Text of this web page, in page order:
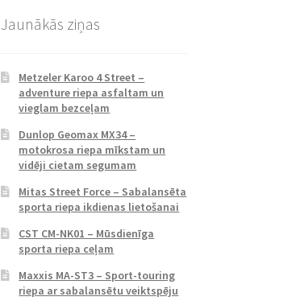
Jaunākās ziņas
Metzeler Karoo 4 Street –
adventure riepa asfaltam un
vieglam bezceļam
Dunlop Geomax MX34 –
motokrosa riepa mīkstam un
vidēji cietam segumam
Mitas Street Force – Sabalansēta
sporta riepa ikdienas lietošanai
CST CM-NK01 – Mūsdienīga
sporta riepa ceļam
Maxxis MA-ST3 – Sport-touring
riepa ar sabalansētu veiktspēju